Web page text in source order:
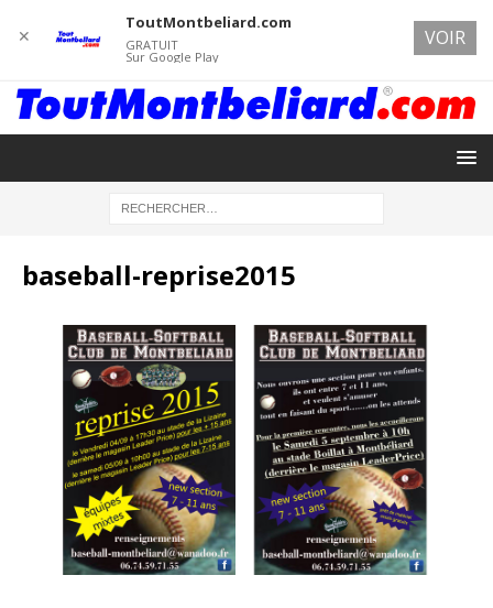
baseball-reprise2015
✕
ToutMontbeliard.com
GRATUIT
Sur Google Play
VOIR